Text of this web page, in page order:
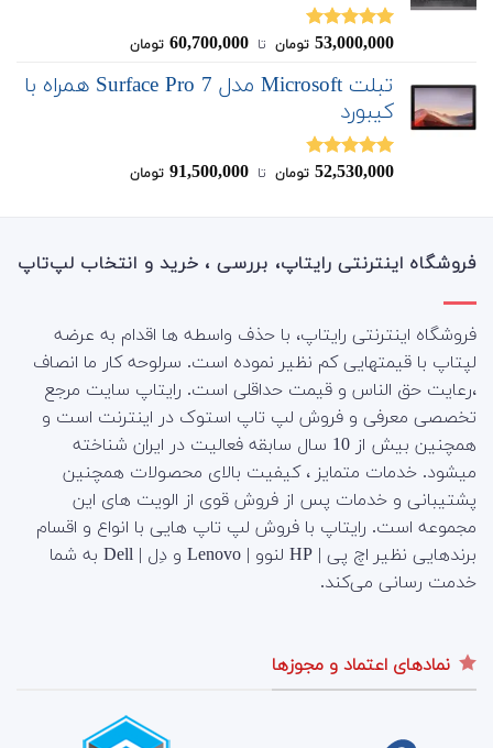
نمره5.00
53,000,000 تومان ‌ تا ‌ 60,700,000 تومان
تبلت Microsoft مدل Surface Pro 7 همراه با
کیبورد
نمره4.83
52,530,000 تومان ‌ تا ‌ 91,500,000 تومان
فروشگاه اینترنتی رایتاپ، بررسی ، خرید و انتخاب لپ‌تاپ
فروشگاه اینترنتی رایتاپ، با حذف واسطه ها اقدام به عرضه
لپتاپ با قیمتهایی کم نظیر نموده است. سرلوحه کار ما انصاف
،رعایت حق الناس و قیمت حداقلی است. رایتاپ سایت مرجع
تخصصی معرفی و فروش لپ تاپ استوک در اینترنت است و
همچنین بیش از 10 سال سابقه فعالیت در ایران شناخته
میشود. خدمات متمایز ، کیفیت بالای محصولات همچنین
پشتیبانی و خدمات پس از فروش قوی از الویت های این
مجموعه است. رایتاپ با فروش لپ تاپ هایی با انواع و اقسام
برندهایی نظیر اچ پی | HP لنوو | Lenovo و دِل | Dell به شما
خدمت رسانی می‌کند.
نمادهای اعتماد و مجوزها